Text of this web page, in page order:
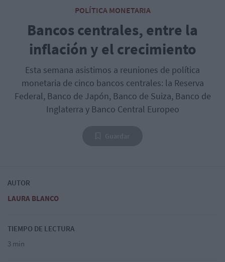
POLÍTICA MONETARIA
Bancos centrales, entre la
inflación y el crecimiento
Esta semana asistimos a reuniones de política
monetaria de cinco bancos centrales: la Reserva
Federal, Banco de Japón, Banco de Suiza, Banco de
Inglaterra y Banco Central Europeo
AUTOR
LAURA BLANCO
TIEMPO DE LECTURA
3 min